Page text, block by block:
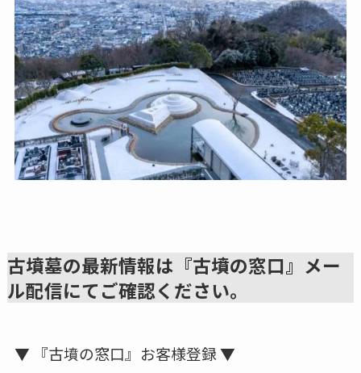
古墳墓の最新情報は『古墳の窓口』メー
ル配信にてご確認ください。
▼ 『古墳の窓口』お客様登録 ▼